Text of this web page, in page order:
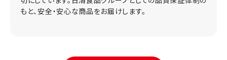
もと、安全・安心な商品をお届けします。